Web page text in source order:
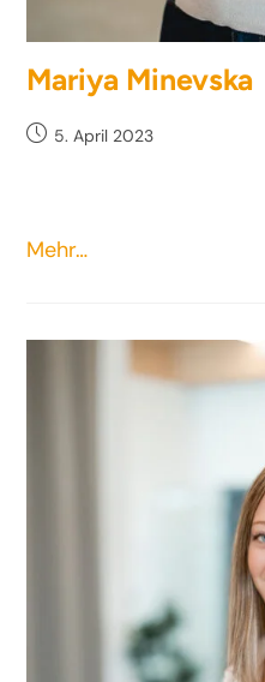
Mariya Minevska
5. April 2023
Mehr…